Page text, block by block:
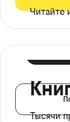
Читайте
Тысячи